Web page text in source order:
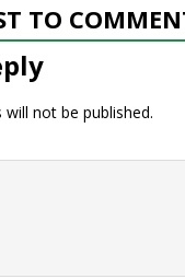
TO
not be published.